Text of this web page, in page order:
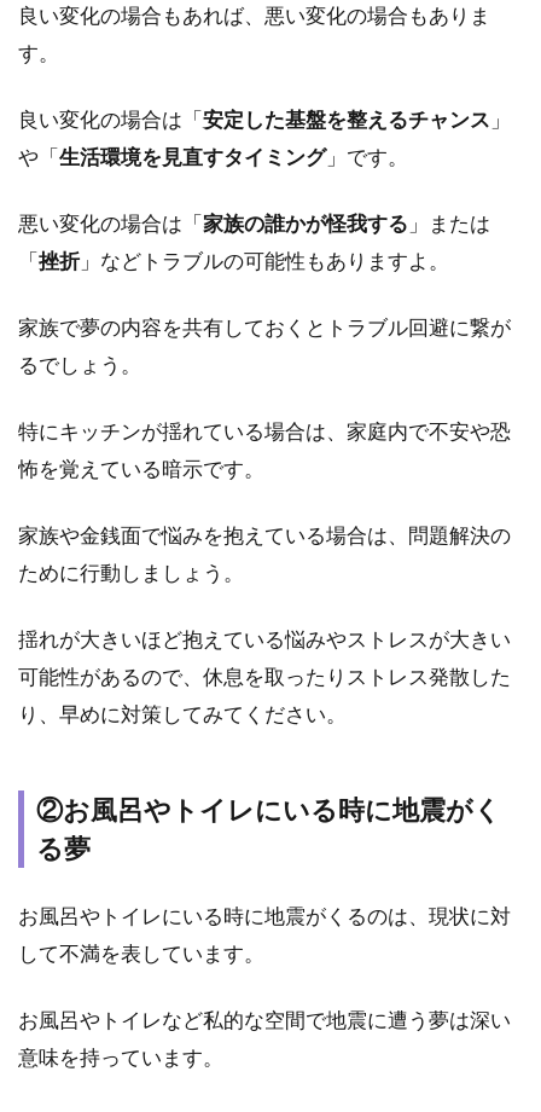
③地
壊し
た夢
④地
震で
火災
きて
夢
3.5
震で
にな
った
夢
⑥地
震で
怪我
をし
3.7
⑦地
震で
にな
る夢
⑧緊
急地
震速
良い変化の場合もあれば、悪い変化の場合もありま
す。
良い変化の場合は「安定した基盤を整えるチャンス 」
や「生活環境を見直すタイミング」です。
悪い変化の場合は「家族の誰かが怪我する 」または
「挫折」などトラブルの可能性もありますよ。
家族で夢の内容を共有しておくとトラブル回避に繋が
るでしょう。
特にキッチンが揺れている場合は、家庭内で不安や恐
怖を覚えている暗示です。
家族や金銭面で悩みを抱えている場合は、問題解決の
ために行動しましょう。
揺れが大きいほど抱えている悩みやストレスが大きい
可能性があるので、休息を取ったりストレス発散した
り、早めに対策してみてください。
②お風呂やトイレにいる時に地震がく
る夢
お風呂やトイレにいる時に地震がくるのは、現状に対
して不満を表しています。
お風呂やトイレなど私的な空間で地震に遭う夢は深い
意味を持っています。